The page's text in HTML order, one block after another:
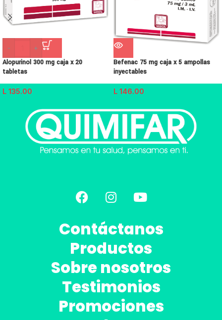
- +
Alopurinol 300 mg caja x 20
tabletas
L 135.00
Befenac 75 mg caja x 5 ampollas
inyectables
L 146.00
Contáctanos
Productos
Sobre nosotros
Testimonios
Promociones